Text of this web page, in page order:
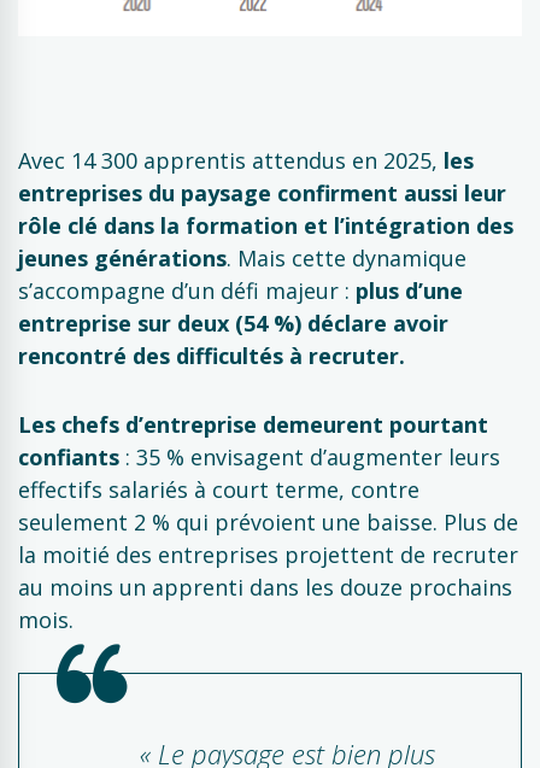
Avec 14 300 apprentis attendus en 2025, les
entreprises du paysage confirment aussi leur
rôle clé dans la formation et l’intégration des
jeunes générations. Mais cette dynamique
s’accompagne d’un défi majeur : plus d’une
entreprise sur deux (54 %) déclare avoir
rencontré des difficultés à recruter.
Les chefs d’entreprise demeurent pourtant
confiants : 35 % envisagent d’augmenter leurs
effectifs salariés à court terme, contre
seulement 2 % qui prévoient une baisse. Plus de
la moitié des entreprises projettent de recruter
au moins un apprenti dans les douze prochains
mois.
« Le paysage est bien plus